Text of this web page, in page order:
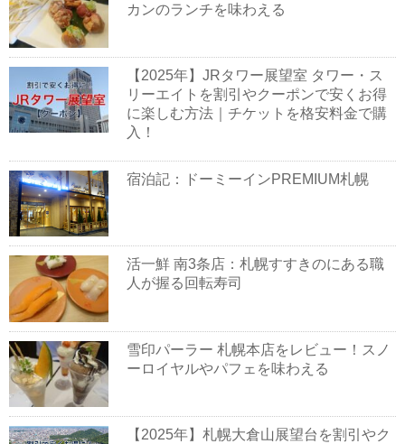
カンのランチを味わえる
【2025年】JRタワー展望室 タワー・ス
リーエイトを割引やクーポンで安くお得
に楽しむ方法｜チケットを格安料金で購
入！
宿泊記：ドーミーインPREMIUM札幌
活一鮮 南3条店：札幌すすきのにある職
人が握る回転寿司
雪印パーラー 札幌本店をレビュー！スノ
ーロイヤルやパフェを味わえる
【2025年】札幌大倉山展望台を割引やク